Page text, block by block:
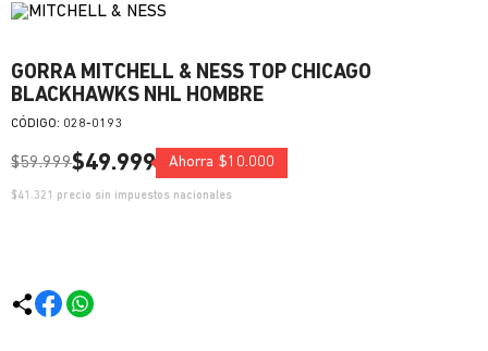
GORRA MITCHELL & NESS TOP CHICAGO
BLACKHAWKS NHL HOMBRE
: 028-0193
$59.999$49.999 Ahorra $10.000
$41.321 precio sin impuestos nacionales